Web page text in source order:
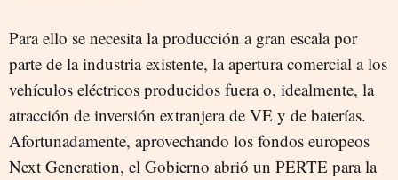
Para ello se necesita la producción a gran escala por
parte de la industria existente, la apertura comercial a los
vehículos eléctricos producidos fuera o, idealmente, la
atracción de inversión extranjera de VE y de baterías.
Afortunadamente, aprovechando los fondos europeos
Next Generation, el Gobierno abrió un PERTE para la